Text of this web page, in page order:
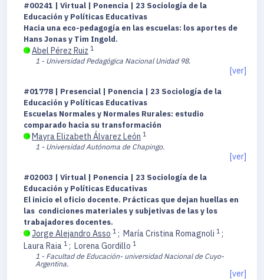
#00241 | Virtual | Ponencia | 23 Sociología de la
Educación y Políticas Educativas
Hacia una eco-pedagogía en las escuelas: los aportes de
Hans Jonas y Tim Ingold.
Abel Pérez Ruiz 1
1 - Universidad Pedagógica Nacional Unidad 98.
[ver]
#01778 | Presencial | Ponencia | 23 Sociología de la
Educación y Políticas Educativas
Escuelas Normales y Normales Rurales: estudio
comparado hacia su transformación
Mayra Elizabeth Álvarez León 1
1 - Universidad Autónoma de Chapingo.
[ver]
#02003 | Virtual | Ponencia | 23 Sociología de la
Educación y Políticas Educativas
El inicio el oficio docente. Prácticas que dejan huellas en
las condiciones materiales y subjetivas de las y los
trabajadores docentes.
Jorge Alejandro Asso 1 ; María Cristina Romagnoli 1 ;
Laura Raia 1 ; Lorena Gordillo 1
1 - Facultad de Educación- universidad Nacional de Cuyo-
Argentina.
[ver]